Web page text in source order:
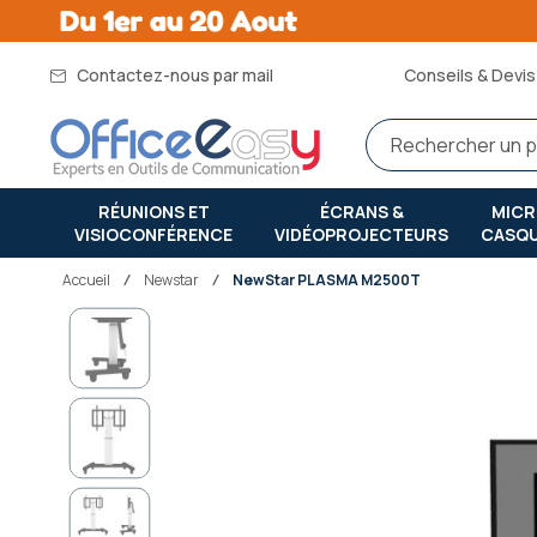
Contactez-nous par mail Conseils &
RÉUNIONS ET
VISIOCONFÉRENCE
ÉCRANS &
VIDÉOPROJECTEURS
Accueil newstar NewStar PLASMA M2500T
Passer
fin
de
galerie
d’images